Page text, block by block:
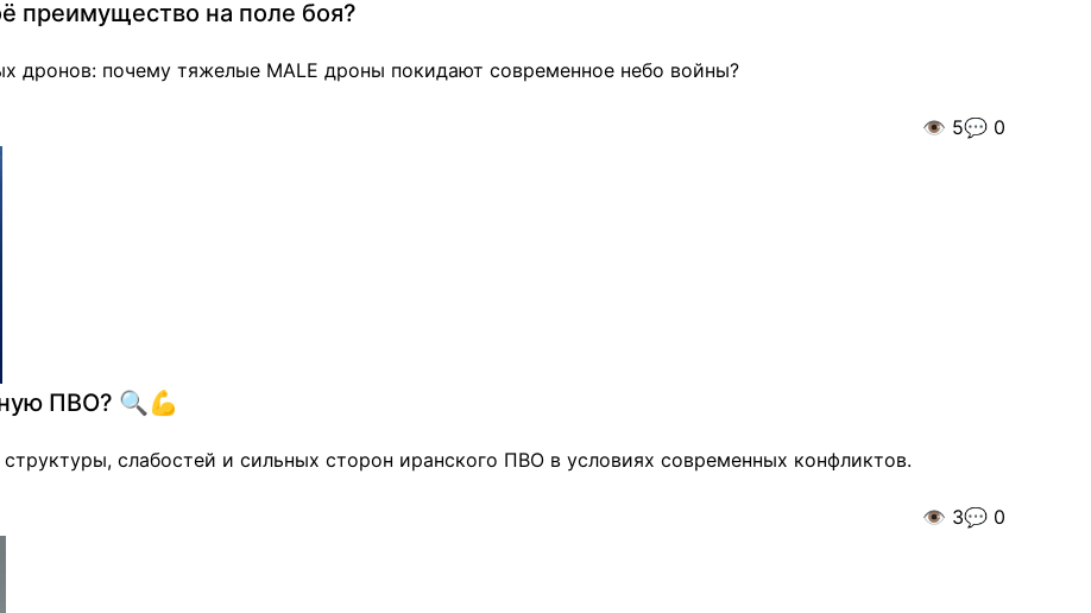
преимущество на поле боя?
дронов: почему тяжелые MALE дроны покидают современное небо войны?
👁️ 5💬 0
ПВО? 🔍💪
слабостей и сильных сторон иранского ПВО в условиях современных конфликтов.
👁️ 3💬 0